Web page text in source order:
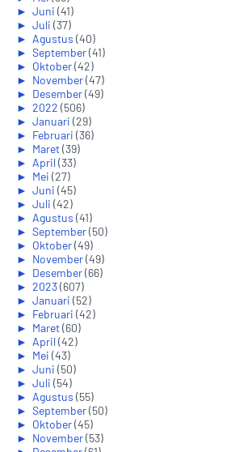
► Juni (41)
► Juli (37)
► Agustus (40)
► September(41)
► Oktober(42)
► November(47)
► Desember(49)
► 2022 (506)
► Januari (29)
► Februari (36)
► Maret(39)
► April(33)
► Mei (27)
► Juni (45)
► Juli (42)
► Agustus (41)
► September(50)
► Oktober(49)
► November(49)
► Desember(66)
► 2023(607)
► Januari (52)
► Februari (42)
► Maret(60)
► April(42)
► Mei (43)
► Juni (50)
► Juli (54)
► Agustus (55)
► September(50)
► Oktober(45)
► November(53)